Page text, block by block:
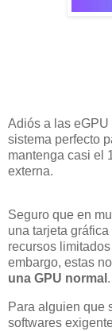
Adiós a las eGPU
sistema perfecto
mantenga casi el
externa.
Seguro que en
una tarjeta
recursos
embargo, estas
una GPU normal .
Para alguien que
softwares